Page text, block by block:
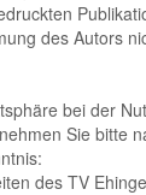
des Autors
bei der
Sie bitte
des TV